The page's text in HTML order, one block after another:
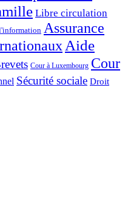
Libre circulation
Assurance
Aide
Cour à Luxembourg Cour
Sécurité sociale Droit